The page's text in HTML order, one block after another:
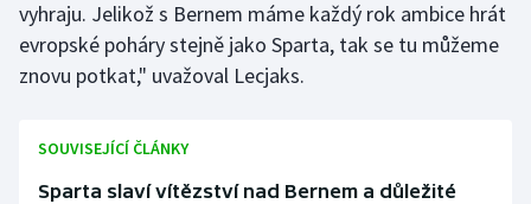
Moderní pětiboj
Motorsport
Parasport
vyhraju. Jelikož s Bernem máme každý rok ambice hrát
evropské poháry stejně jako Sparta, tak se tu můžeme
znovu potkat," uvažoval Lecjaks.
SOUVISEJÍCÍ ČLÁNKY
Sparta slaví vítězství nad Bernem a důležité